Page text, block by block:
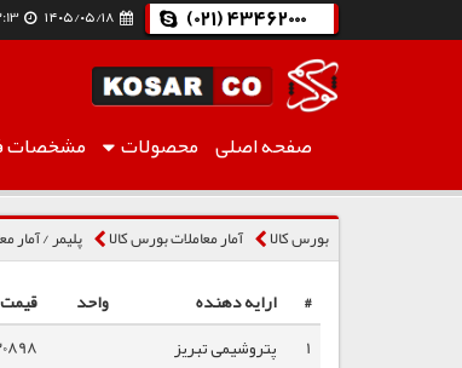
(021) 43462000
صفحه اصلی محصولات مشخصات پلی استایرن انبساطی 200
بورس کالا آمار معاملات بورس کالا پلیمر / آمار
# ارایه دهنده واحد قیمت
1
پتروشیمی تبریز